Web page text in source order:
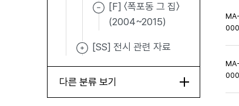
[F] 〈폭포동 그 집〉
(2004~2015)
[SS] 전시 관련 자료
다른 분류 보기